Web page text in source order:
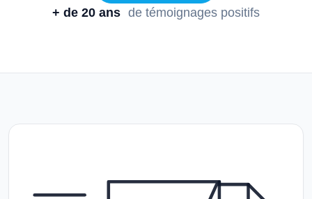
+ de 20 ans de témoignages positifs